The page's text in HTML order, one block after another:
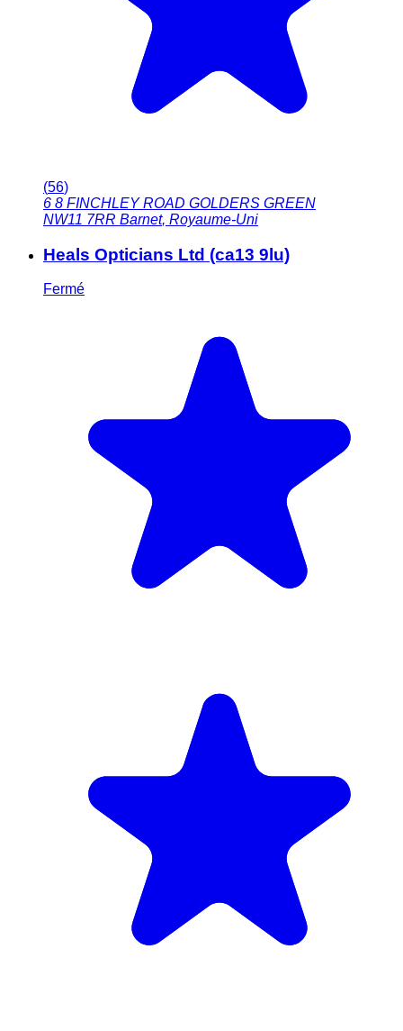
(56)
6 8 FINCHLEY ROAD GOLDERS GREEN
NW11 7RR Barnet, Royaume-Uni
Heals Opticians Ltd (ca13 9lu)
Fermé